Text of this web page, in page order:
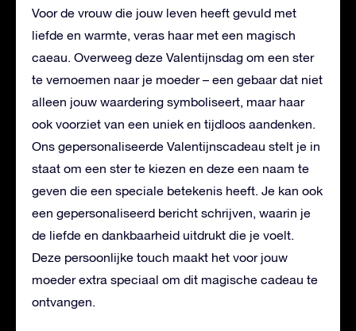
Voor de vrouw die jouw leven heeft gevuld met
liefde en warmte, veras haar met een magisch
caeau. Overweeg deze Valentijnsdag om een ster
te vernoemen naar je moeder – een gebaar dat niet
alleen jouw waardering symboliseert, maar haar
ook voorziet van een uniek en tijdloos aandenken.
Ons gepersonaliseerde Valentijnscadeau stelt je in
staat om een ster te kiezen en deze een naam te
geven die een speciale betekenis heeft. Je kan ook
een gepersonaliseerd bericht schrijven, waarin je
de liefde en dankbaarheid uitdrukt die je voelt.
Deze persoonlijke touch maakt het voor jouw
moeder extra speciaal om dit magische cadeau te
ontvangen.